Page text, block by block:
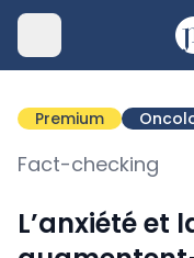
Premium
Fact-checking
L’anxiété et